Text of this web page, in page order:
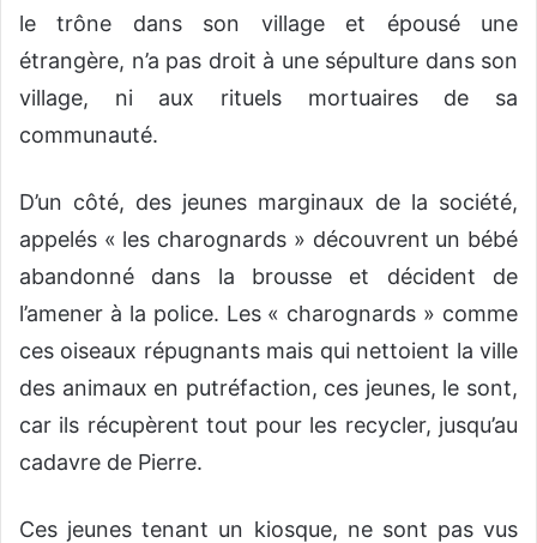
le trône dans son village et épousé une
étrangère, n’a pas droit à une sépulture dans son
village, ni aux rituels mortuaires de sa
communauté.
D’un côté, des jeunes marginaux de la société,
appelés « les charognards » découvrent un bébé
abandonné dans la brousse et décident de
l’amener à la police. Les « charognards » comme
ces oiseaux répugnants mais qui nettoient la ville
des animaux en putréfaction, ces jeunes, le sont,
car ils récupèrent tout pour les recycler, jusqu’au
cadavre de Pierre.
Ces jeunes tenant un kiosque, ne sont pas vus